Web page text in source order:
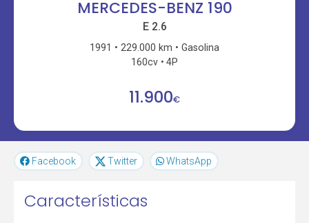
MERCEDES-BENZ 190
E 2.6
1991 229.000 km
Gasolina
160cv
4P
11.900€
Facebook Twitter WhatsApp
Características